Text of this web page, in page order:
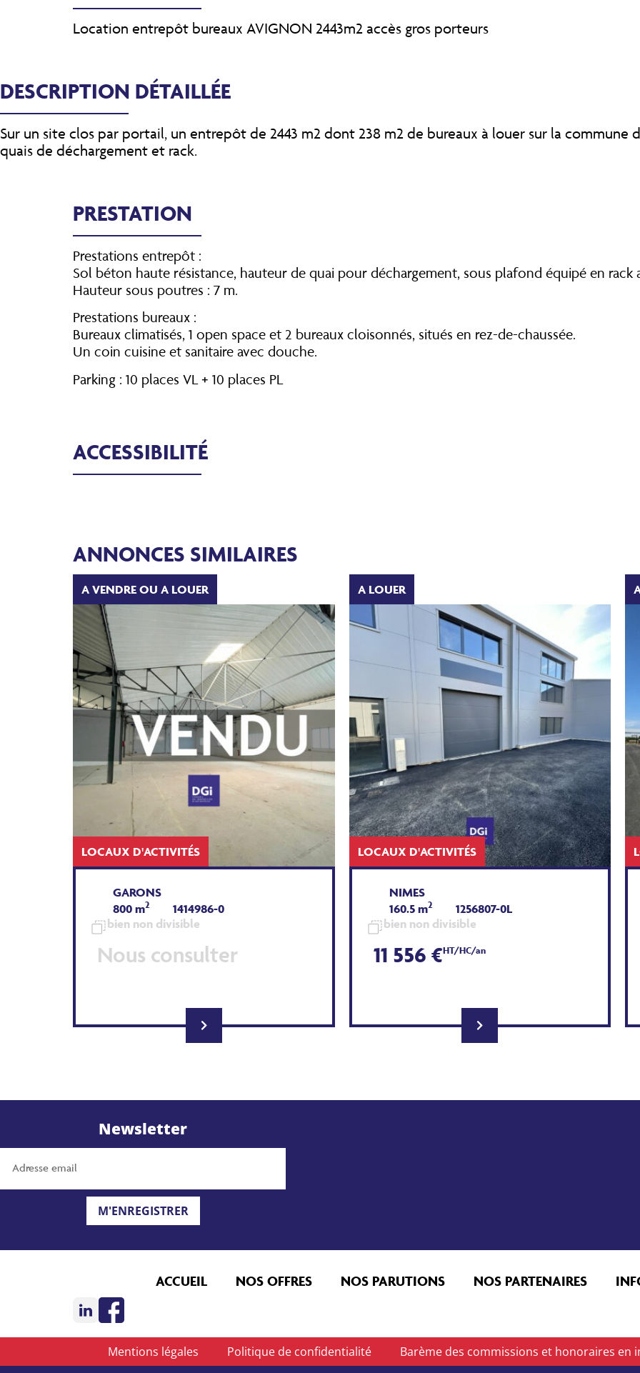
Location entrepôt bureaux AVIGNON 2443m2 accès gros porteurs
DESCRIPTION DÉTAILLÉE
Sur un site clos par portail, un entrepôt de 2443 m2 dont 238 m2 de bureaux à louer sur la commune
quais de déchargement et rack.
PRESTATION
Prestations entrepôt :
Sol béton haute résistance, hauteur de quai pour déchargement, sous plafond équipé en rack
Hauteur sous poutres : 7 m.
Prestations bureaux :
Bureaux climatisés, 1 open space et 2 bureaux cloisonnés, situés en rez-de-chaussée.
Un coin cuisine et sanitaire avec douche.
Parking : 10 places VL + 10 places PL
ACCESSIBILITÉ
ANNONCES SIMILAIRES
A VENDRE OU A LOUER
LOCAUX D'ACTIVITÉS
GARONS
800 m2
1414986-0
bien non divisible
Nous consulter
A LOUER
LOCAUX D'ACTIVITÉS
NIMES
160.5 m2
1256807-0L
bien non divisible
11 556 €HT/HC/an
Newsletter
M'ENREGISTRER
ACCUEIL NOS OFFRES NOS PARUTIONS NOS PARTENAIRES
Mentions légales Politique de confidentialité Barème des commissions et honoraires en